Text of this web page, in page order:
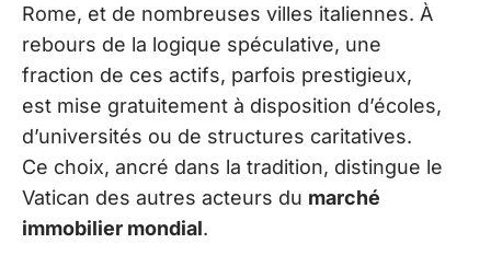
Rome, et de nombreuses villes italiennes. À
rebours de la logique spéculative, une
fraction de ces actifs, parfois prestigieux,
est mise gratuitement à disposition d’écoles,
d’universités ou de structures caritatives.
Ce choix, ancré dans la tradition, distingue le
Vatican des autres acteurs du marché
immobilier mondial.